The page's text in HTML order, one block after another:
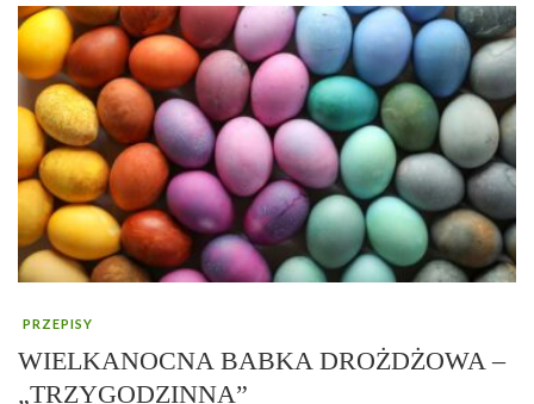
PRZEPISY
WIELKANOCNA BABKA DROŻDŻOWA –
„TRZYGODZINNA”